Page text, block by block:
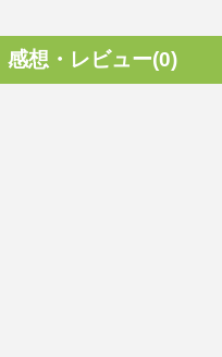
感想・レビュー(0)